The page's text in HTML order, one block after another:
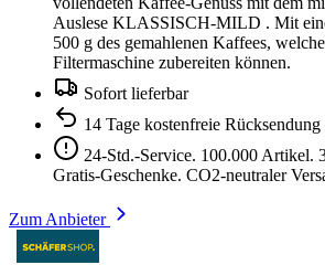
Auslese KLASSISCH-MILD . Mit
500 g des gemahlenen Kaffees,
Filtermaschine zubereiten können.
Sofort lieferbar
14 Tage kostenfreie Rücksendung
24-Std.-Service. 100.000 Artikel.
Gratis-Geschenke. CO2-neutraler
Zum Anbieter